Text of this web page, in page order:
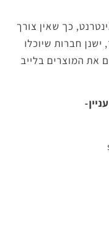
כך שאין צורך
חברות שיוכלו
את המוצרים בלייב